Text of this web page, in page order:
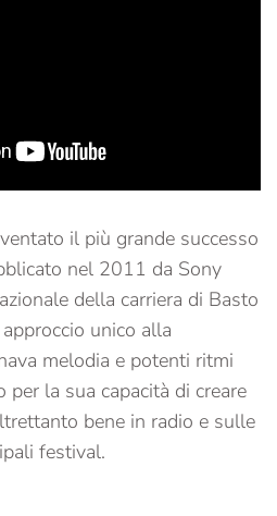
il più grande successo
nel 2011 da Sony
della carriera di Basto
unico alla
melodia e potenti ritmi
per la sua capacità di creare
bene in radio e sulle
festival.